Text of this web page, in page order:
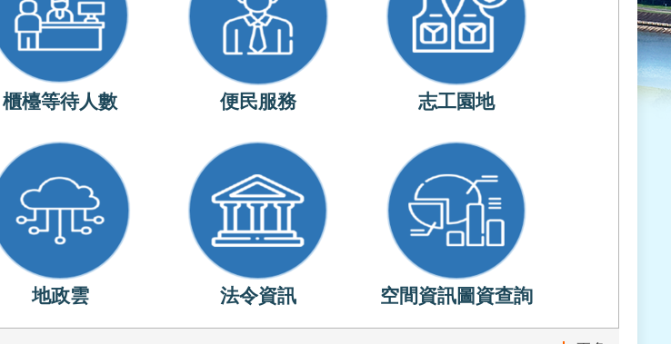
櫃檯等待人數 便民服務 志工園地
地政雲 法令資訊 空間資訊圖資查詢